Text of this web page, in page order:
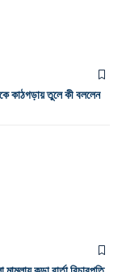
কাঠগড়ায় তুলে কী বললেন